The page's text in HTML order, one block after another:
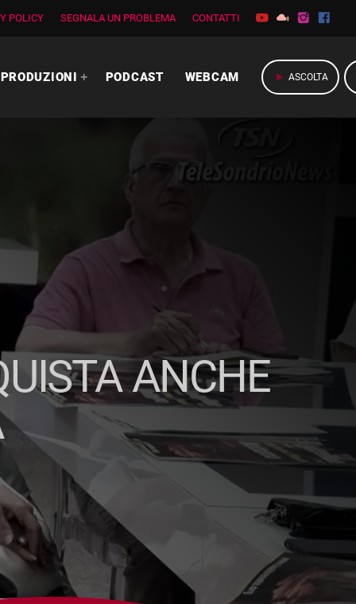
POLICY SEGNALA UN PROBLEMA CONTATTI
PRODUZIONI PODCAST WEBCAM play_arrow ASCOLTA
ANCHE